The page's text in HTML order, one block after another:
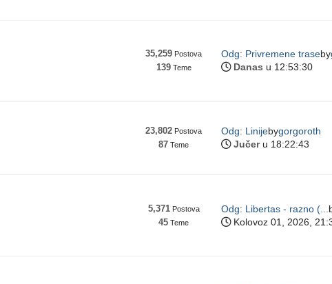
35,259 Postova
139Teme
Odg: Privremene traseby
Danas u 12:53:30
23,802 Postova
87 Teme
Odg: Linijebygorgoroth
Jučeru 18:22:43
5,371Postova
45 Teme
Odg: Libertas - razno (...
Kolovoz 01, 2026,